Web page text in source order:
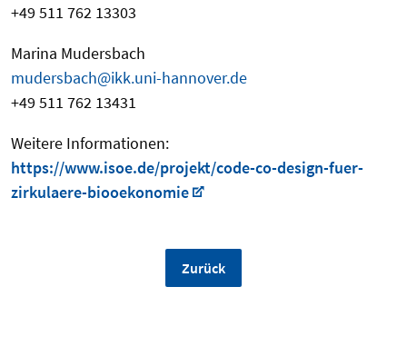
+49 511 762 13303
Marina Mudersbach
mudersbach@ikk.uni-hannover.de
+49 511 762 13431
Weitere Informationen:
https://www.isoe.de/projekt/code-co-design-fuer-
zirkulaere-biooekonomie
Zurück